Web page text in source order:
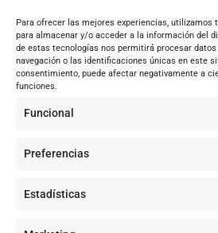
Para ofrecer las mejores experiencias, utilizamos
para almacenar y/o acceder a la información del
de estas tecnologías nos permitirá procesar
navegación o las identificaciones únicas en este
consentimiento, puede afectar negativamente a
funciones.
Funcional
Preferencias
Estadísticas
Andalucía
Internacional
Tecnología
Sociedad
Jujutsu Kaisen: cuándo el shōnen